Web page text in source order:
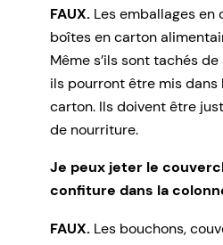
FAUX. Les emballages
boîtes en carton
Même s’ils sont tachés
ils pourront être mis
carton. Ils doivent être
de nourriture.
Je peux jeter le
confiture dans la
FAUX. Les bouchons,